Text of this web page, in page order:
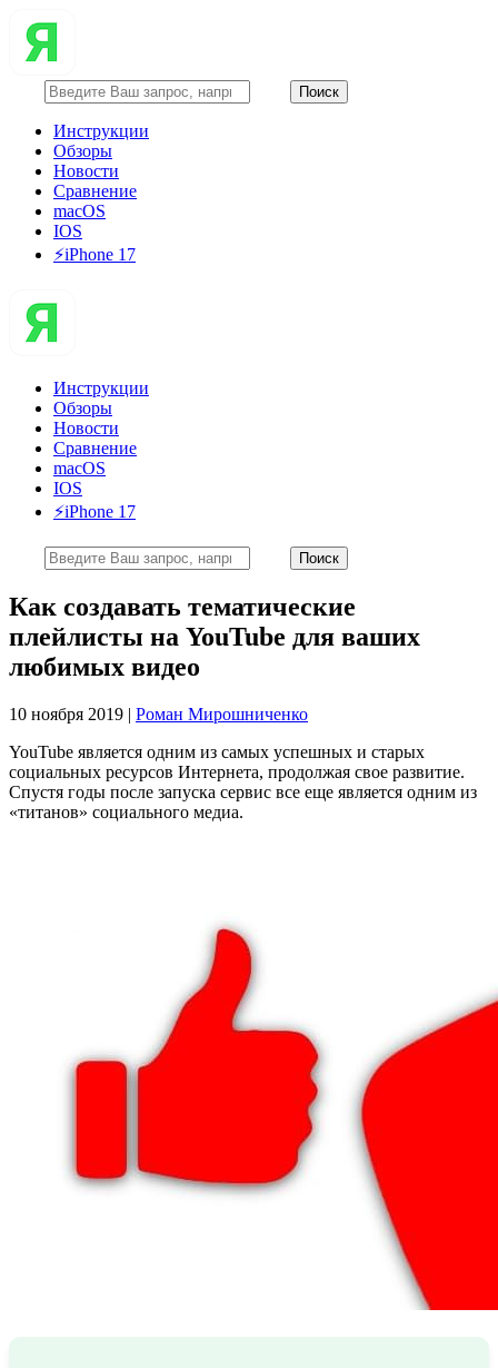
Инструкции
Обзоры
Новости
Сравнение
macOS
IOS
⚡️iPhone 17
Инструкции
Обзоры
Новости
Сравнение
macOS
IOS
⚡️iPhone 17
Как создавать тематические
плейлисты на YouTube для ваших
любимых видео
10 ноября 2019 | Роман Мирошниченко
YouTube является одним из самых успешных и старых
социальных ресурсов Интернета, продолжая свое развитие.
Спустя годы после запуска сервис все еще является одним из
«титанов» социального медиа.